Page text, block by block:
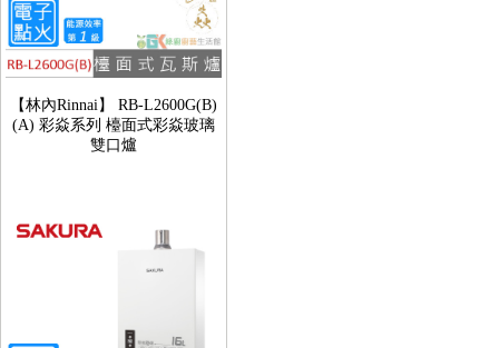
【林內Rinnai】 RB-L2600G(B)
(A) 彩焱系列 檯面式彩焱玻璃
雙口爐